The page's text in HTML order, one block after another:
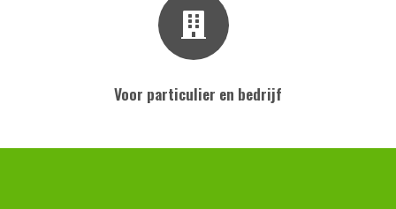
Voor particulier en bedrijf